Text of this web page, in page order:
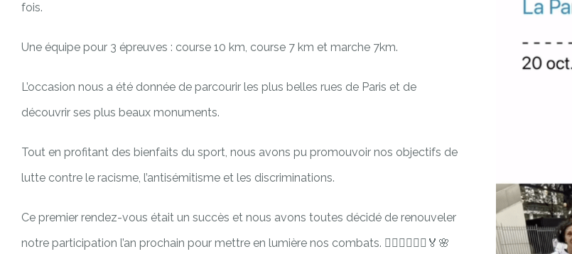
fois.
Une équipe pour 3 épreuves : course 10 km, course 7 km et marche 7km.
L’occasion nous a été donnée de parcourir les plus belles rues de Paris et de
découvrir ses plus beaux monuments.
Tout en profitant des bienfaits du sport, nous avons pu promouvoir nos objectifs de
lutte contre le racisme, l’antisémitisme et les discriminations.
Ce premier rendez-vous était un succès et nous avons toutes décidé de renouveler
notre participation l’an prochain pour mettre en lumière nos combats. 🚶🏻‍♀️🏃🏻‍♀️🏅🌸